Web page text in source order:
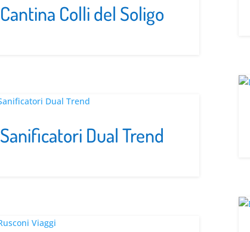
Cantina Colli del Soligo
Sanificatori Dual Trend